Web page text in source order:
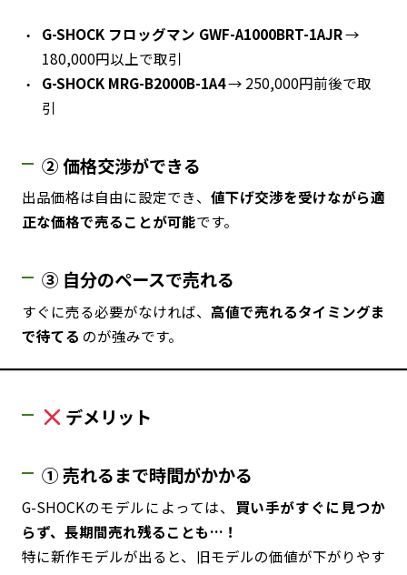
G-SHOCK フロッグマン GWF-A1000BRT-1AJR→
180,000円以上で取引
G-SHOCK MRG-B2000B-1A4→ 250,000円前後で取
引
② 価格交渉ができる
出品価格は自由に設定でき、 値下げ交渉を受けながら適
正な価格で売ることが可能です。
③ 自分のペースで売れる
すぐに売る必要がなければ、 高値で売れるタイミングま
で待てる のが強みです。
デメリット
① 売れるまで時間がかかる
G-SHOCKのモデルによっては、
買い手がすぐに見つか
らず、長期間売れ残ることも…！
特に新作モデルが出ると、旧モデルの価値が下がりやす